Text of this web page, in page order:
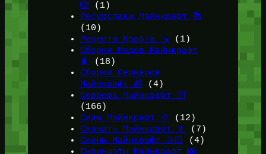
🎲 (1)
Ресурспаки Майнкрафт 📚
(10)
Рецепты Крафта 🪚 (1)
Сборки Модов Майнкрафт
🧳
(18)
Сборки Серверов
Майнкрафт 🎁 (4)
Сервера Майнкрафт 🛜
(166)
Сиды Майнкрафт 🌱
(12)
Скачать Майнкрафт 🔽
(7)
Скины Майнкрафт 🤹🏻
(4)
Скриншоты Майнкрафт 📸